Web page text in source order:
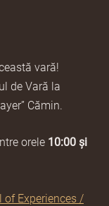
vară!
de Vară la
Cămin.
orele 10:00 și
of Experiences /